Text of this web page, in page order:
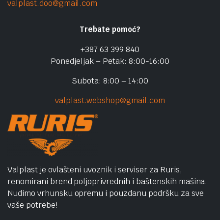
valplast.doo@gmail.com
Trebate pomoć?
+387 63 399 840
Ponedjeljak – Petak: 8:00-16:00
Subota: 8:00 – 14:00
valplast.webshop@gmail.com
Valplast je ovlašteni uvoznik i serviser za Ruris,
renomirani brend poljoprivrednih i baštenskih mašina.
Nudimo vrhunsku opremu i pouzdanu podršku za sve
vaše potrebe!